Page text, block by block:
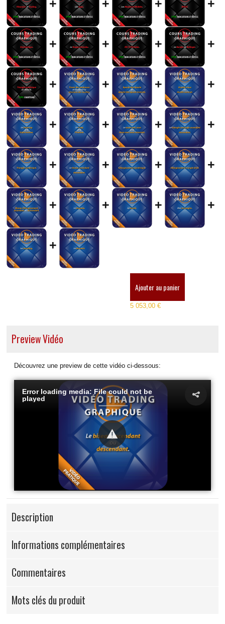
+ + + +
+ + + +
+ + + +
+ + + +
+ + + +
+ + + +
+
Ajouter au panier
5 053,00 €
Preview Vidéo
Découvrez une preview de cette vidéo ci-dessous:
Error loading media: File could not be
played
Description
Informations complémentaires
Commentaires
Mots clés du produit